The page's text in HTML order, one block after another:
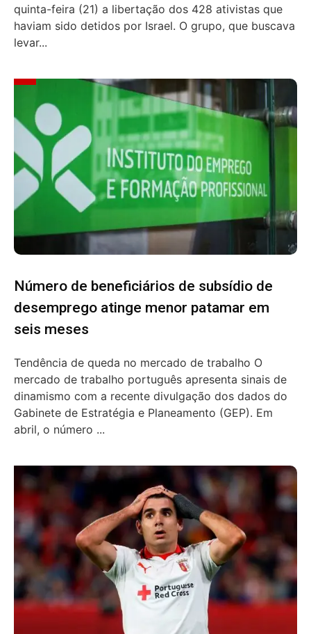
quinta-feira (21) a libertação dos 428 ativistas que
haviam sido detidos por Israel. O grupo, que buscava
levar...
Número de beneficiários de subsídio de
desemprego atinge menor patamar em
seis meses
Tendência de queda no mercado de trabalho O
mercado de trabalho português apresenta sinais de
dinamismo com a recente divulgação dos dados do
Gabinete de Estratégia e Planeamento (GEP). Em
abril, o número ...